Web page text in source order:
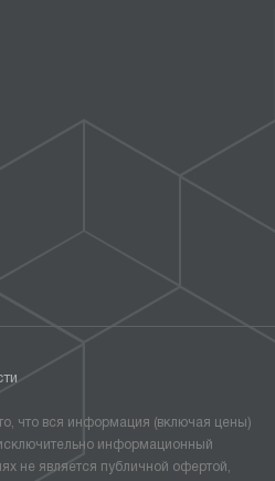
что вся информация (включая цены)
информационный
не является публичной офертой,